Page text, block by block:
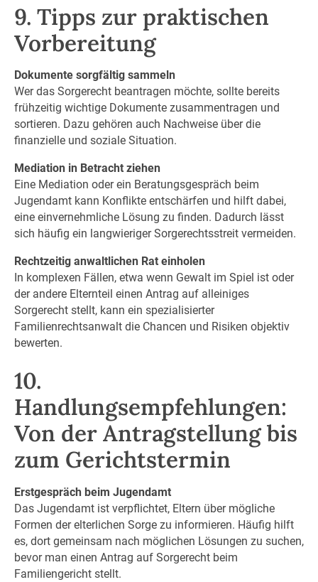
9. Tipps zur praktischen
Vorbereitung
Dokumente sorgfältig sammeln
Wer das Sorgerecht beantragen möchte, sollte bereits
frühzeitig wichtige Dokumente zusammentragen und
sortieren. Dazu gehören auch Nachweise über die
finanzielle und soziale Situation.
Mediation in Betracht ziehen
Eine Mediation oder ein Beratungsgespräch beim
Jugendamt kann Konflikte entschärfen und hilft dabei,
eine einvernehmliche Lösung zu finden. Dadurch lässt
sich häufig ein langwieriger Sorgerechtsstreit vermeiden.
Rechtzeitig anwaltlichen Rat einholen
In komplexen Fällen, etwa wenn Gewalt im Spiel ist oder
der andere Elternteil einen Antrag auf alleiniges
Sorgerecht stellt, kann ein spezialisierter
Familienrechtsanwalt die Chancen und Risiken objektiv
bewerten.
10.
Handlungsempfehlungen:
Von der Antragstellung bis
zum Gerichtstermin
Erstgespräch beim Jugendamt
Das Jugendamt ist verpflichtet, Eltern über mögliche
Formen der elterlichen Sorge zu informieren. Häufig hilft
es, dort gemeinsam nach möglichen Lösungen zu suchen,
bevor man einen Antrag auf Sorgerecht beim
Familiengericht stellt.